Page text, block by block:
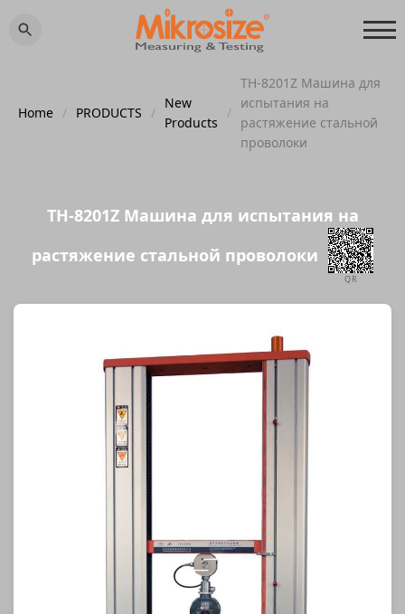
Home / PRODUCTS /
New
Products
/
TH-8201Z Машина для
испытания на
растяжение стальной
проволоки
TH-8201Z Машина для испытания на
растяжение стальной проволоки
QR